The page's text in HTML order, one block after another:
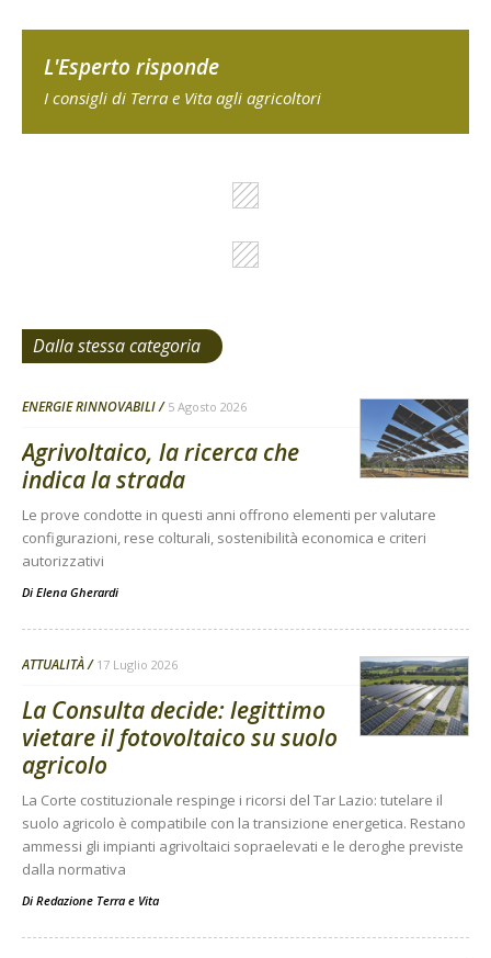
L'Esperto risponde
I consigli di Terra e Vita agli agricoltori
Dalla stessa categoria
ENERGIE RINNOVABILI 5 Agosto 2026
Agrivoltaico, la ricerca che
indica la strada
Le prove condotte in questi anni offrono elementi per valutare
configurazioni, rese colturali, sostenibilità economica e criteri
autorizzativi
Di Elena Gherardi
ATTUALITÀ 17 Luglio 2026
La Consulta decide: legittimo
vietare il fotovoltaico su suolo
agricolo
La Corte costituzionale respinge i ricorsi del Tar Lazio: tutelare il
suolo agricolo è compatibile con la transizione energetica. Restano
ammessi gli impianti agrivoltaici sopraelevati e le deroghe previste
dalla normativa
Di Redazione Terra e Vita